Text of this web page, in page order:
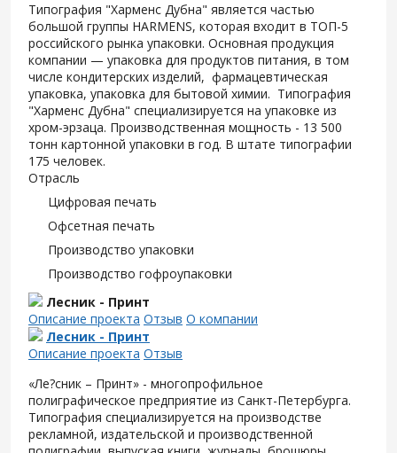
Типография "Харменс Дубна" является частью
большой группы HARMENS, которая входит в ТОП-5
российского рынка упаковки. Основная продукция
компании — упаковка для продуктов питания, в том
числе кондитерских изделий, фармацевтическая
упаковка, упаковка для бытовой химии. Типография
"Харменс Дубна" специализируется на упаковке из
хром-эрзаца. Производственная мощность - 13 500
тонн картонной упаковки в год. В штате типографии
175 человек.
Отрасль
Цифровая печать
Офсетная печать
Производство упаковки
Производство гофроупаковки
Лесник - Принт
Описание проекта Отзыв О компании
Лесник - Принт
Описание проекта Отзыв
«Ле?сник – Принт» - многопрофильное
полиграфическое предприятие из Санкт-Петербурга.
Типография специализируется на производстве
рекламной, издательской и производственной